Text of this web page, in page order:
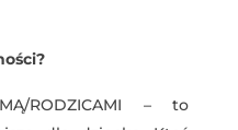
RODZICAMI – to